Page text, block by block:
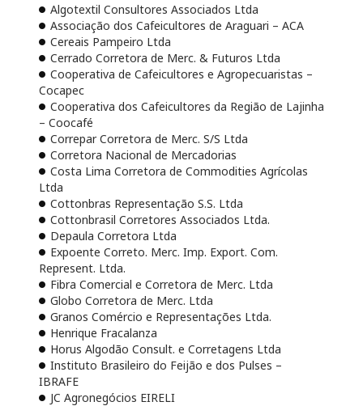
Algotextil Consultores Associados Ltda
Associação dos Cafeicultores de Araguari – ACA
Cereais Pampeiro Ltda
Cerrado Corretora de Merc. & Futuros Ltda
Cooperativa de Cafeicultores e Agropecuaristas –
Cocapec
Cooperativa dos Cafeicultores da Região de Lajinha
– Coocafé
Correpar Corretora de Merc. S/S Ltda
Corretora Nacional de Mercadorias
Costa Lima Corretora de Commodities Agrícolas
Ltda
Cottonbras Representação S.S. Ltda
Cottonbrasil Corretores Associados Ltda.
Depaula Corretora Ltda
Expoente Correto. Merc. Imp. Export. Com.
Represent. Ltda.
Fibra Comercial e Corretora de Merc. Ltda
Globo Corretora de Merc. Ltda
Granos Comércio e Representações Ltda.
Henrique Fracalanza
Horus Algodão Consult. e Corretagens Ltda
Instituto Brasileiro do Feijão e dos Pulses –
IBRAFE
JC Agronegócios EIRELI